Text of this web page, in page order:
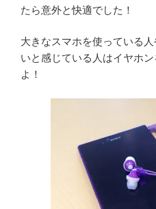
たら意外と快適でした！
大きなスマホを使っている
いと感じている人はイヤホ
よ！